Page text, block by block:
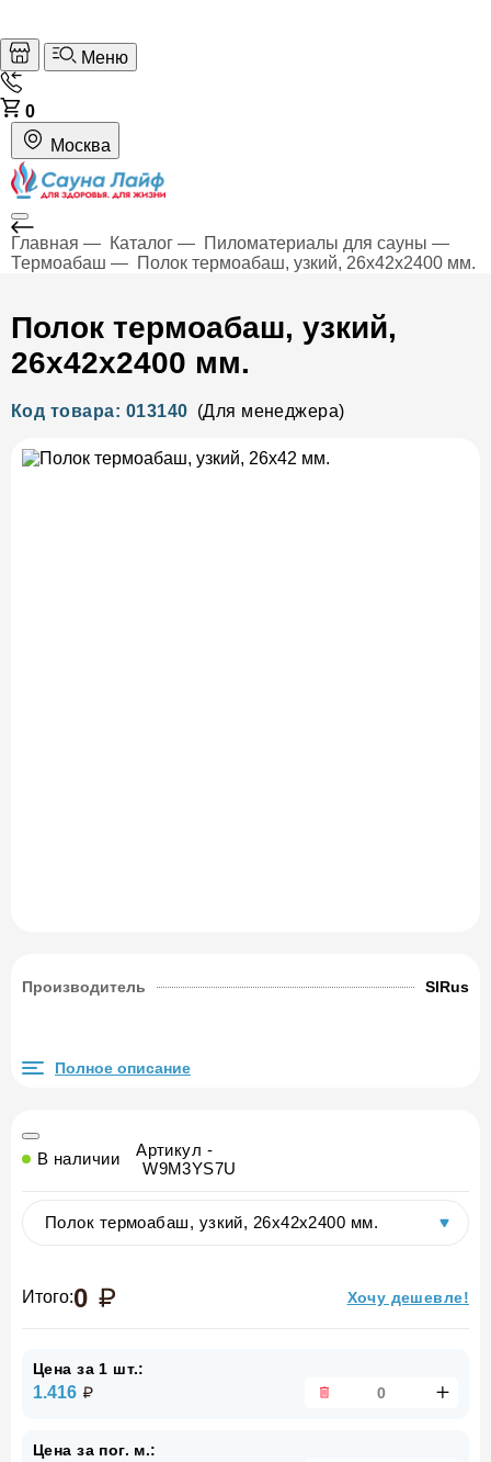
Меню
0
Москва
Главная Каталог
Пиломатериалы для сауны
Термоабаш
Полок термоабаш, узкий, 26х42х2400 мм.
Полок термоабаш, узкий,
26х42х2400 мм.
Код товара: 013140 (Для менеджера)
Производитель SlRus
Полное описание
В наличии
Артикул -
W9M3YS7U
Итого:0 Хочу дешевле!
Цена за 1 шт.:
1.416
Цена за пог. м.: